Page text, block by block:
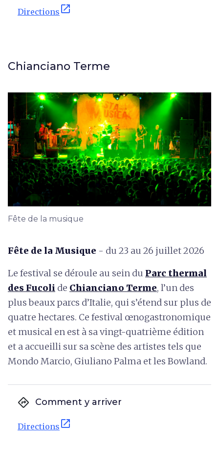
Directions open_in_new
Chianciano Terme
Fête de la musique
Fête de la Musique - du 23 au 26 juillet 2026
Le festival se déroule au sein du Parc thermal
des Fucoli de Chianciano Terme, l’un des
plus beaux parcs d’Italie, qui s’étend sur plus de
quatre hectares. Ce festival œnogastronomique
et musical en est à sa vingt-quatrième édition
et a accueilli sur sa scène des artistes tels que
Mondo Marcio, Giuliano Palma et les Bowland.
directions Comment y arriver
Directions open_in_new